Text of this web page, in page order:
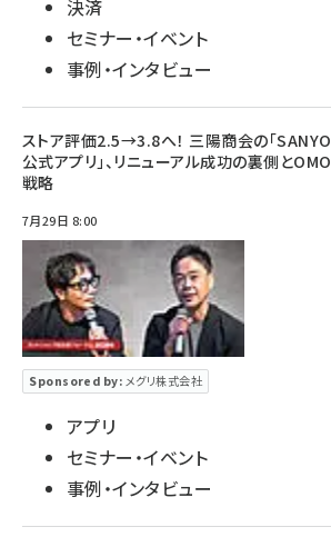
決済
セミナー・イベント
事例・インタビュー
ストア評価2.5→3.8へ！ 三陽商会の「SANYO
公式アプリ」、リニューアル成功の裏側とOMO
戦略
7月29日 8:00
Sponsored by: メグリ株式会社
アプリ
セミナー・イベント
事例・インタビュー